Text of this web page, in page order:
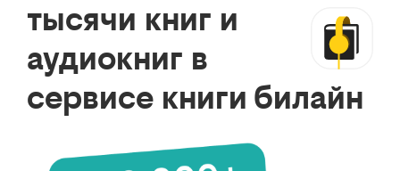
тысячи книг и
аудиокниг в
сервисе книги билайн